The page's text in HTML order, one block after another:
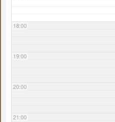
18:00
19:00
20:00
21:00